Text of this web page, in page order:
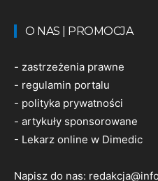
O NAS | PROMOCJA
- zastrzeżenia prawne
- regulamin portalu
- polityka prywatności
- artykuły sponsorowane
- Lekarz online w Dimedic
Napisz do nas: